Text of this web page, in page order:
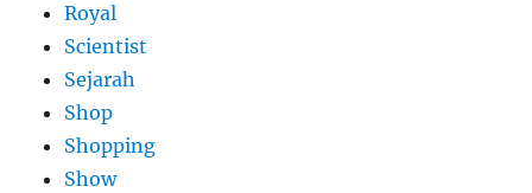
Royal
Scientist
Sejarah
Shop
Shopping
Show